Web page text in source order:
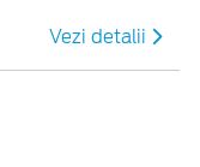
Vezi detalii